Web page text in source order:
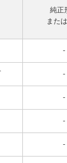
純正
また
-
-
-
-
-